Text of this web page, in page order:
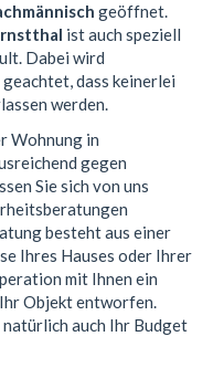
geöffnet.
ist auch speziell
Dabei wird
dass keinerlei
werden.
Wohnung in
gegen
Sie sich von uns
besteht aus einer
Ihres Hauses oder Ihrer
mit Ihnen ein
Objekt entworfen.
auch Ihr Budget